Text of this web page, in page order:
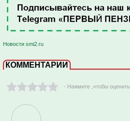
Новости smi2.ru
КОММЕНТАРИИ
- Нажмите ,чтобы оценить